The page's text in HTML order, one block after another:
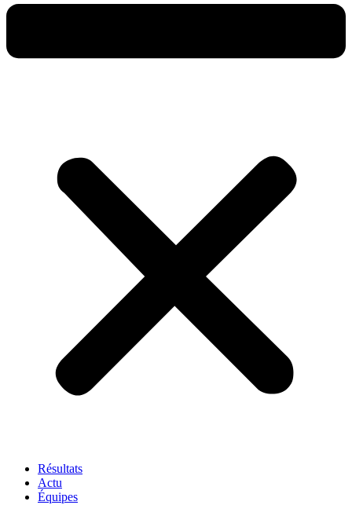
Résultats
Actu
Équipes